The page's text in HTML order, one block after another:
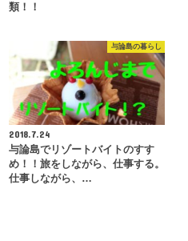
類！！
与論島の暮らし
2018.7.24
与論島でリゾートバイトのすす
め！！旅をしながら、仕事する。
仕事しながら、…